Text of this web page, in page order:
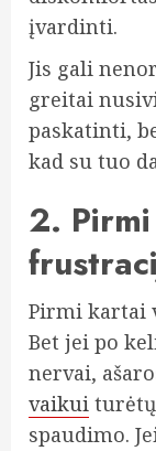
įvardinti.
Jis gali
greitai
paskatinti,
kad su tuo
2.
Pirmi kartai
Bet jei po
nervai,
vaikui
spaudimo.